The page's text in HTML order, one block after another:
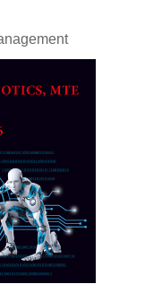
savremena
MINI-